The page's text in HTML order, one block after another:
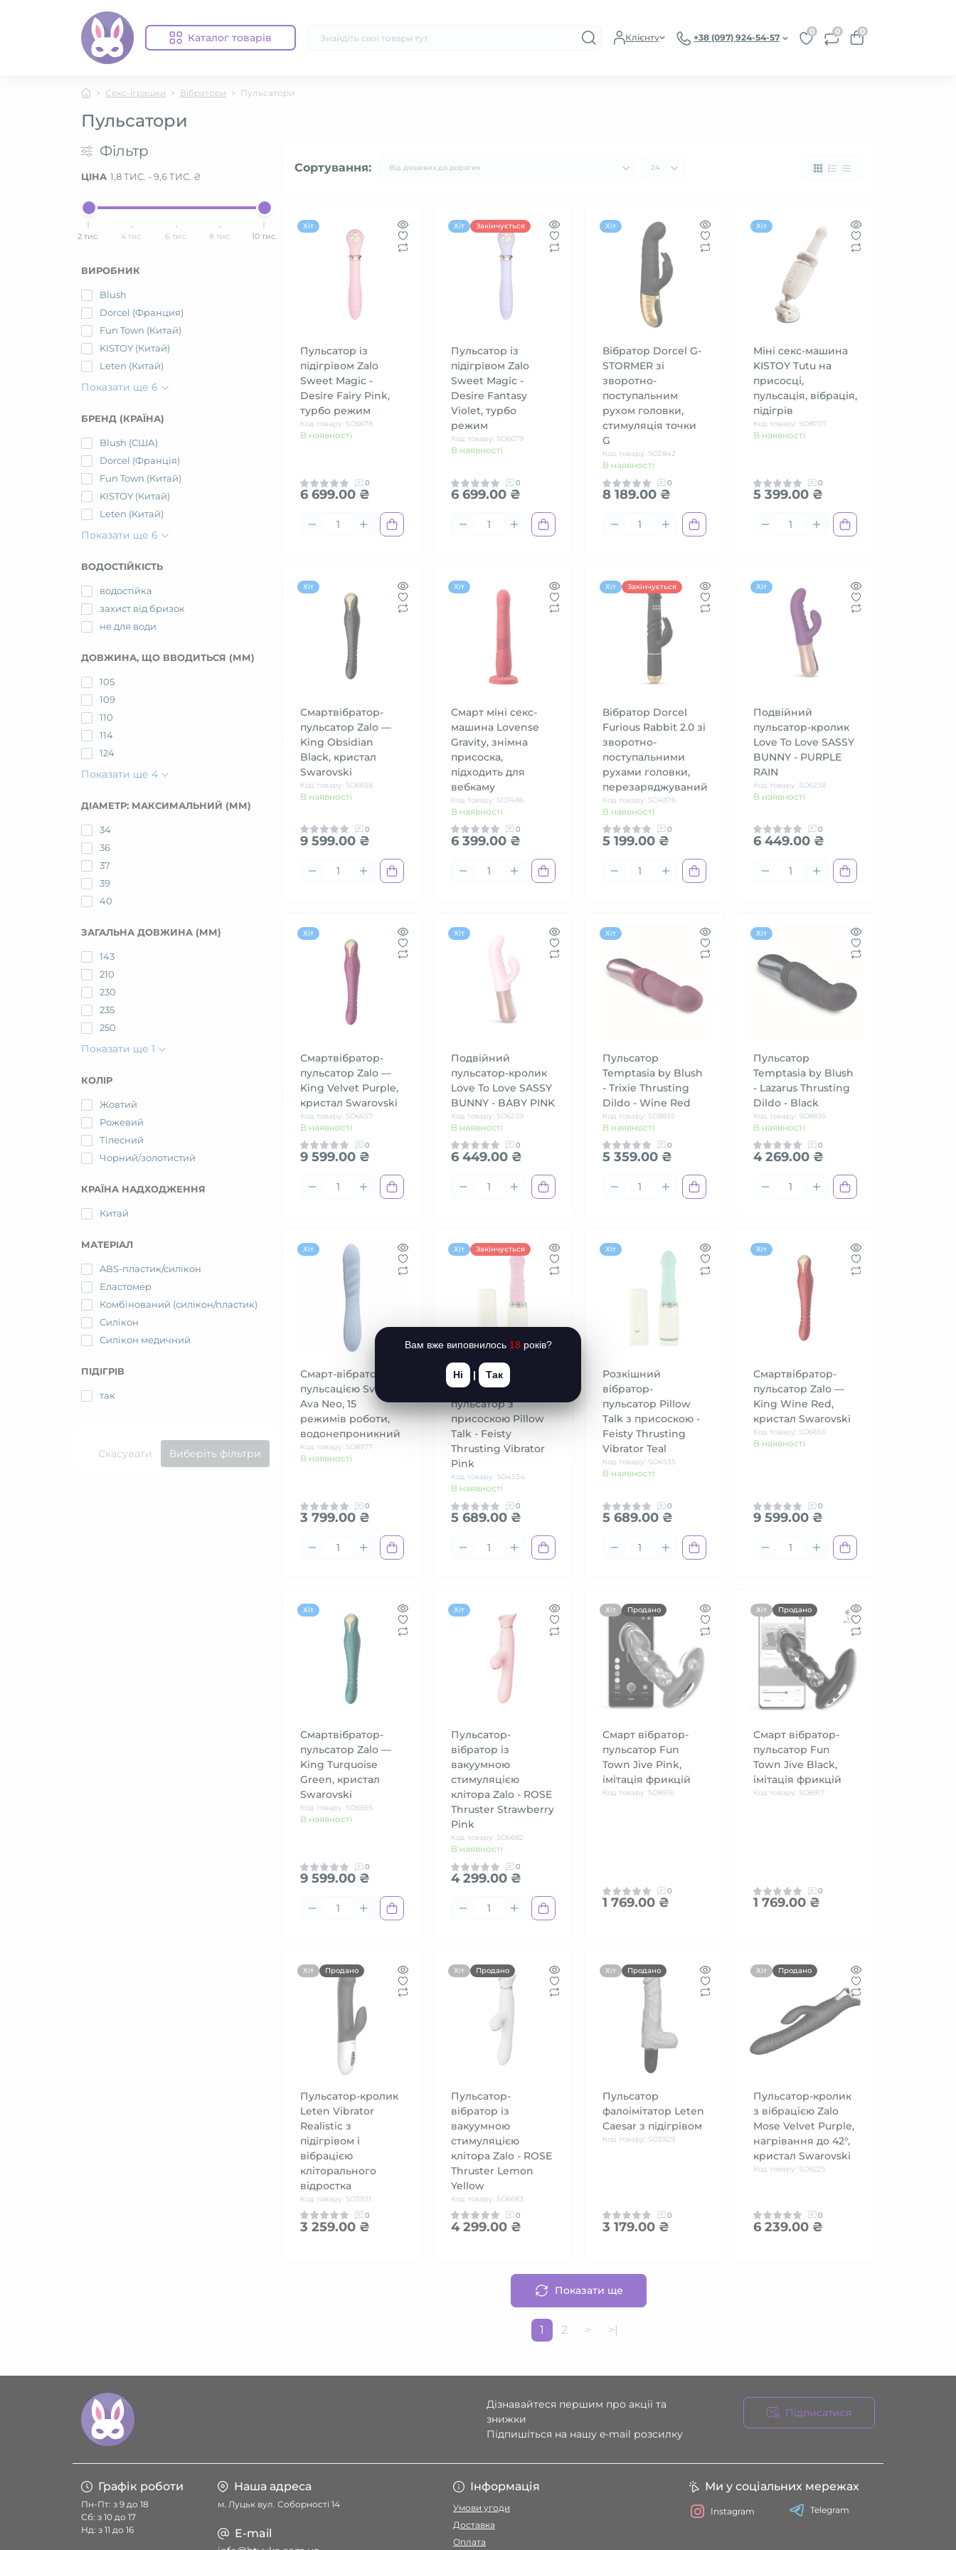
Каталог товарів Клієнту +38 (097) 924-54-57
0 0 0
Секс-іграшки Вібратори Пульсатори
Пульсатори
Фільтр
1,8 ТИС. - 9,6 ТИС. ₴
ЦІНА
2 тис. 4 тис. 6 тис. 8 тис. 10 тис.
ВИРОБНИК
Blush
Dorcel (Франция)
Fun Town (Китай)
KISTOY (Китай)
Leten (Китай)
Показати ще 6
БРЕНД (КРАЇНА)
Blush (США)
Dorcel (Франція)
Fun Town (Китай)
KISTOY (Китай)
Leten (Китай)
Показати ще 6
ВОДОСТІЙКІСТЬ
водостійка
захист від бризок
не для води
ДОВЖИНА, ЩО ВВОДИТЬСЯ (ММ)
105
109
110
114
124
Показати ще 4
ДІАМЕТР: МАКСИМАЛЬНИЙ (ММ)
34
36
37
39
40
ЗАГАЛЬНА ДОВЖИНА (ММ)
143
210
230
235
250
Показати ще 1
КОЛІР
Жовтий
Рожевий
Тілесний
Чорний/золотистий
КРАЇНА НАДХОДЖЕННЯ
Китай
МАТЕРІАЛ
ABS-пластик/силікон
Еластомер
Комбінований (силікон/пластик)
Силікон
Силікон медичний
ПІДІГРІВ
так
Скасувати Виберіть фільтри
Сортування:
Хіт
Пульсатор із
підігрівом Zalo
Sweet Magic -
Desire Fairy Pink,
турбо режим
Код товару: SO6678
В наявності
0
6 699.00 ₴
Хіт Закінчується
Пульсатор із
підігрівом Zalo
Sweet Magic -
Desire Fantasy
Violet, турбо
режим
Код товару: SO6679
В наявності
0
6 699.00 ₴
Хіт
Вібратор Dorcel G-
STORMER зі
зворотно-
поступальним
рухом головки,
стимуляція точки
G
Код товару: SO2842
В наявності
0
8 189.00 ₴
Хіт
Міні секс-машина
KISTOY Tutu на
присосці,
пульсація, вібрація,
підігрів
Код товару: SO8707
В наявності
0
5 399.00 ₴
Хіт
Смартвібратор-
пульсатор Zalo —
King Obsidian
Black, кристал
Swarovski
Код товару: SO6658
В наявності
0
9 599.00 ₴
Хіт
Смарт міні секс-
машина Lovense
Gravity, знімна
присоска,
підходить для
вебкаму
Код товару: SO7486
В наявності
0
6 399.00 ₴
Хіт Закінчується
Вібратор Dorcel
Furious Rabbit 2.0 зі
зворотно-
поступальними
рухами головки,
перезаряджуваний
Код товару: SO4876
В наявності
0
5 199.00 ₴
Хіт
Подвійний
пульсатор-кролик
Love To Love SASSY
BUNNY - PURPLE
RAIN
Код товару: SO6238
В наявності
0
6 449.00 ₴
Хіт
Смартвібратор-
пульсатор Zalo —
King Velvet Purple,
кристал Swarovski
Код товару: SO6657
В наявності
0
9 599.00 ₴
Хіт
Подвійний
пульсатор-кролик
Love To Love SASSY
BUNNY - BABY PINK
Код товару: SO6239
В наявності
0
6 449.00 ₴
Хіт
Пульсатор
Temptasia by Blush
- Trixie Thrusting
Dildo - Wine Red
Код товару: SO8835
В наявності
0
5 359.00 ₴
Хіт
Пульсатор
Temptasia by Blush
- Lazarus Thrusting
Dildo - Black
Код товару: SO8836
В наявності
0
4 269.00 ₴
Хіт
Смарт-вібратор з
пульсацією Svakom
Ava Neo, 15
режимів роботи,
водонепроникний
Код товару: SO8977
В наявності
0
3 799.00 ₴
Хіт Закінчується
Розкішний
вібратор-
пульсатор з
присоскою Pillow
Talk - Feisty
Thrusting Vibrator
Pink
Код товару: SO4534
В наявності
0
5 689.00 ₴
Хіт
Розкішний
вібратор-
пульсатор Pillow
Talk з присоскою -
Feisty Thrusting
Vibrator Teal
Код товару: SO4535
В наявності
0
5 689.00 ₴
Хіт
Смартвібратор-
пульсатор Zalo —
King Wine Red,
кристал Swarovski
Код товару: SO6656
В наявності
0
9 599.00 ₴
Хіт
Смартвібратор-
пульсатор Zalo —
King Turquoise
Green, кристал
Swarovski
Код товару: SO6655
В наявності
0
9 599.00 ₴
Хіт
Пульсатор-
вібратор із
вакуумною
стимуляцією
клітора Zalo - ROSE
Thruster Strawberry
Pink
Код товару: SO6682
В наявності
0
4 299.00 ₴
Хіт Продано
Смарт вібратор-
пульсатор Fun
Town Jive Pink,
імітація фрикцій
Код товару: SO8916
0
1 769.00 ₴
Хіт Продано
Смарт вібратор-
пульсатор Fun
Town Jive Black,
імітація фрикцій
Код товару: SO8917
0
1 769.00 ₴
Хіт Продано
Пульсатор-кролик
Leten Vibrator
Realistic з
підігрівом і
вібрацією
кліторального
відростка
Код товару: SO3931
0
3 259.00 ₴
Хіт Продано
Пульсатор-
вібратор із
вакуумною
стимуляцією
клітора Zalo - ROSE
Thruster Lemon
Yellow
Код товару: SO6683
0
4 299.00 ₴
Хіт Продано
Пульсатор
фалоімітатор Leten
Caesar з підігрівом
Код товару: SO3929
0
3 179.00 ₴
Хіт Продано
Пульсатор-кролик
з вібрацією Zalo
Mose Velvet Purple,
нагрівання до 42°,
кристал Swarovski
Код товару: SO8225
0
6 239.00 ₴
Показати ще
1 2 > >|
Дізнавайтеся першим про акції та
знижки
Підпишіться на нашу e-mail розсилку
Підписатися
Умови угоди
Графік роботи
Пн-Пт: з 9 до 18
Сб: з 10 до 17
Нд: з 11 до 16
Наша адреса
м. Луцьк вул. Соборності 14
E-mail
Інформація
Умови угоди
Доставка
Оплата
Ми у соціальних мережах
Instagram Telegram
Вам вже виповнилось 18 років?
Ні | Так